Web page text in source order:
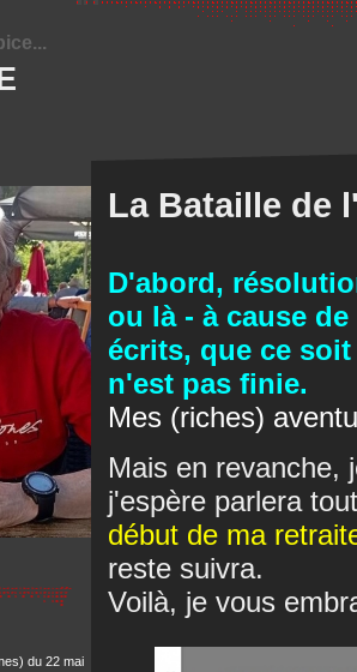
du 22 mai
La Bataille de
D'abord,
ou là - à cause
écrits, que ce
n'est pas finie.
Mes (riches)
Mais en revanche,
j'espère parlera
début de ma
reste suivra.
Voilà, je vous